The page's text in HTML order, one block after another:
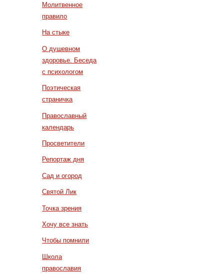
Молитвенное
правило
На стыке
О душевном
здоровье. Беседа
с психологом
Поэтическая
страничка
Православный
календарь
Просветители
Репортаж дня
Сад и огород
Святой Лик
Точка зрения
Хочу все знать
Чтобы помнили
Школа
православия